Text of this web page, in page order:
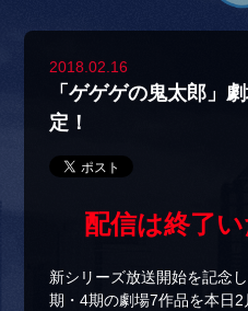
2018.02.16
「ゲゲゲの鬼太郎」
定！
配信は終了い
新シリーズ放送開始を記念
期・4期の劇場7作品を本日